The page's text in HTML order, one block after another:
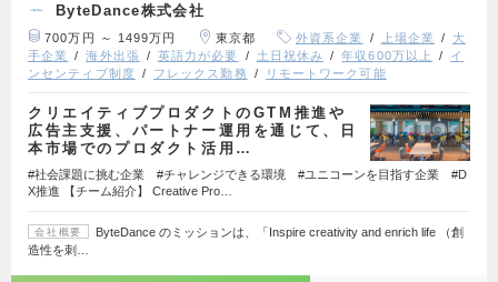
ByteDance株式会社
700万円 ～ 1499万円 東京都 外資系企業 上場企業
大
手企業
海外出張 英語力が必要 土日祝休み 年収600万以上
イ
ンセンティブ制度
フレックス勤務 リモートワーク可能
クリエイティブプロダクトのGTM推進や
広告主支援、パートナー運用を通じて、日
本市場でのプロダクト活用…
#社会課題に挑む企業 #チャレンジできる環境 #ユニコーンを目指す企業 #D
X推進 【チーム紹介】 Creative Pro…
会社概要
ByteDance のミッションは、「Inspire creativity and enrich life （創
造性を刺…